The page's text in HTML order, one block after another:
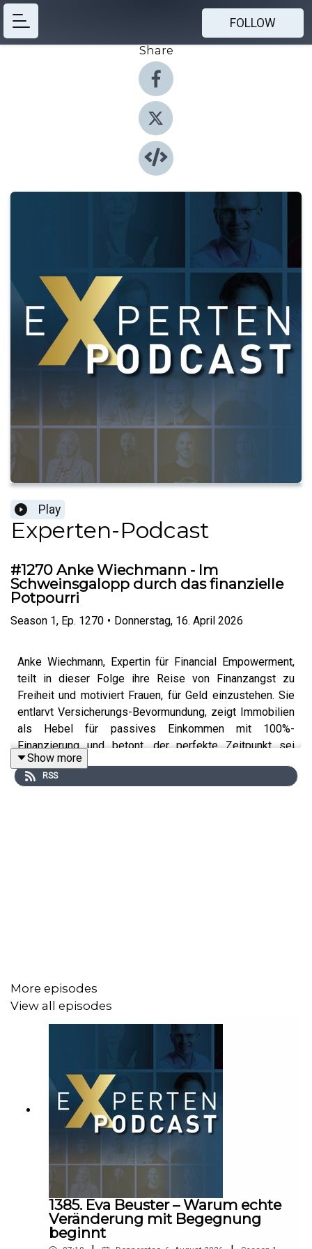
FOLLOW
Share
Play
Experten-Podcast
#1270 Anke Wiechmann - Im
Schweinsgalopp durch das finanzielle
Potpourri
Season 1, Ep. 1270 • Donnerstag, 16. April 2026
Anke Wiechmann, Expertin für Financial Empowerment,
teilt in dieser Folge ihre Reise von Finanzangst zu
Freiheit und motiviert Frauen, für Geld einzustehen. Sie
entlarvt Versicherungs-Bevormundung, zeigt Immobilien
als Hebel für passives Einkommen mit 100%-
Finanzierung und betont, der perfekte Zeitpunkt sei
immer jetzt. Jeder kann mit Stabilität starten, Ziele klären
und Systeme bauen, die auch Krisen wie Scheidung
Show more
RSS
More episodes
View all episodes
1385. Eva Beuster – Warum echte
Veränderung mit Begegnung
beginnt